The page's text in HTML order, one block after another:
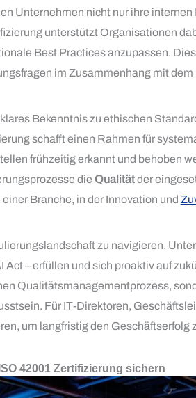
Unternehmen nicht nur ihre
unterstützt Organisationen
Best Practices anzupassen.
im Zusammenhang mit
Bekenntnis zu ethischen
schafft einen Rahmen für
frühzeitig erkannt und behoben
die Qualitätder
Branche, in der Innovation und
zu navigieren.
– erfüllen und sich proaktiv auf
Qualitätsmanagementprozess,
Für IT-Direktoren,
um langfristig den Geschäftserfolg
42001 Zertifizierung sichern